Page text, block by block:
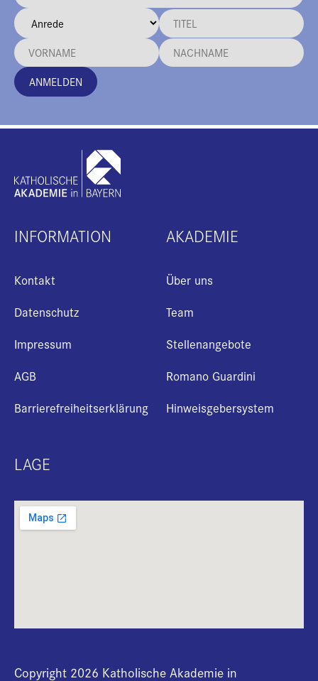
ANMELDEN
INFORMATION
Kontakt
Datenschutz
Impressum
AGB
Barrierefreiheitserklärung
AKADEMIE
Über uns
Team
Stellenangebote
Romano Guardini
Hinweisgebersystem
LAGE
Copyright 2026 Katholische Akademie in